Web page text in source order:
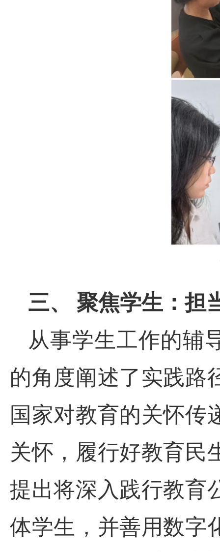
三、 聚焦学生：担
从事学生工作的辅
的角度阐述了实践路
国家对教育的关怀传
关怀，履行好教育民
提出将深入践行教育
体学生，并善用数字